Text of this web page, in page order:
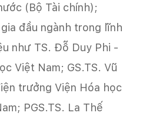
(Bộ Tài chính);
đầu ngành trong lĩnh
như TS. Đỗ Duy Phi -
Việt Nam; GS.TS. Vũ
trưởng Viện Hóa học
PGS.TS. La Thế